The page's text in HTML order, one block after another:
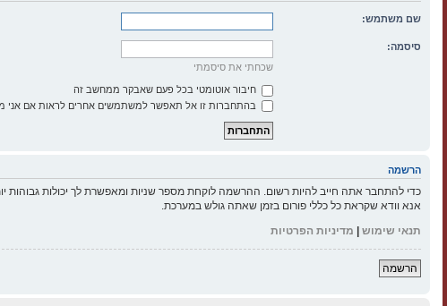
שם משתמש:
סיסמה:
שכחתי את סיסמתי
חיבור אוטומטי בכל פעם שאבקר ממחשב זה
בהתחברות זו אל תאפשר למשתמשים אחרים לראות אם אני
הרשמה
כדי להתחבר אתה חייב להיות רשום. ההרשמה לוקחת מספר שניות ומאפשרת לך יכולות
אנא וודא שקראת כל כללי פורום בזמן שאתה גולש במערכת.
תנאי שימוש | מדיניות הפרטיות
הרשמה